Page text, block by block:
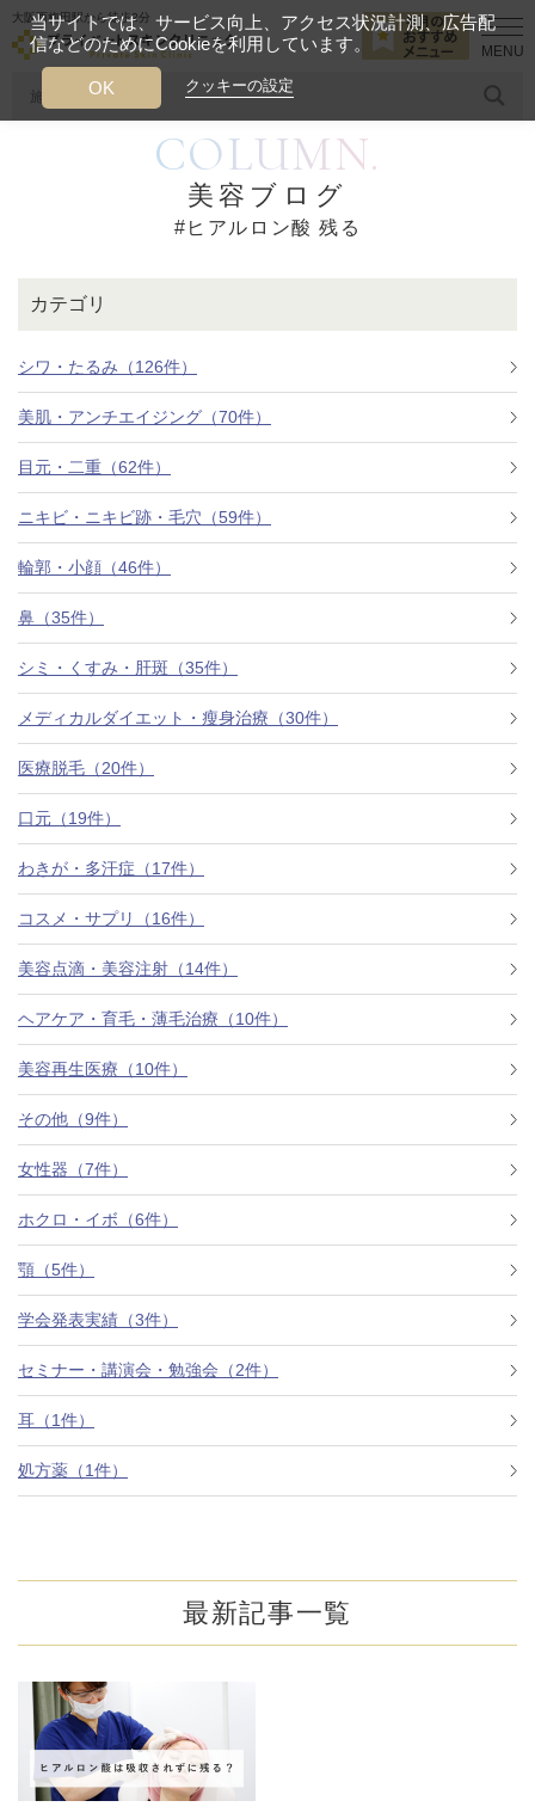
大阪西梅田駅から徒歩2分
糸リフト ヒアルロン酸
今月のおすすめメニュー
クリニックについて
料金一覧
施術症例
初めての方へ
お悩みで探す
医師紹介
アクセス
西梅田から徒歩2分
ついて
よくあるご質問
美容ブログ
ヒアルロン酸 残る
COLUMN.
美容ブログ
#ヒアルロン酸 残る
カテゴリ
シワ・たるみ（126件）
美肌・アンチエイジング（70件）
目元・二重（62件）
ニキビ・ニキビ跡・毛穴（59件）
輪郭・小顔（46件）
鼻（35件）
シミ・くすみ・肝斑（35件）
メディカルダイエット・瘦身治療（30件）
医療脱毛（20件）
口元（19件）
わきが・多汗症（17件）
コスメ・サプリ（16件）
美容点滴・美容注射（14件）
ヘアケア・育毛・薄毛治療（10件）
美容再生医療（10件）
その他（9件）
女性器（7件）
ホクロ・イボ（6件）
顎（5件）
学会発表実績（3件）
セミナー・講演会・勉強会（2件）
耳（1件）
処方薬（1件）
最新記事一覧
当サイトでは、サービス向上、アクセス状況計測、広告配
信などのためにCookieを利用しています。
クッキーの設定
OK